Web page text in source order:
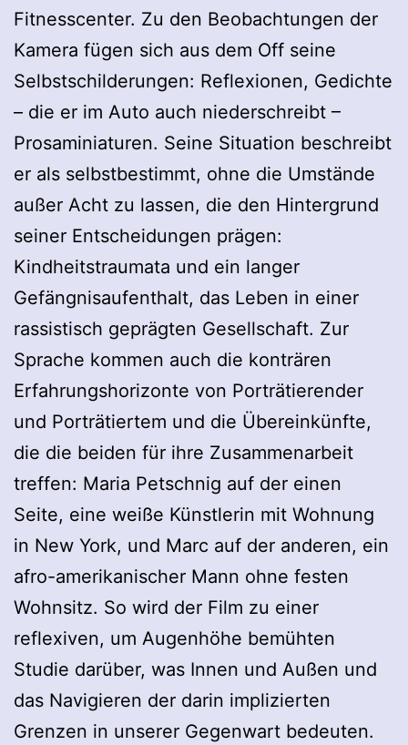
Fitnesscenter. Zu den Beobachtungen der
Kamera fügen sich aus dem Off seine
Selbstschilderungen: Reflexionen, Gedichte
– die er im Auto auch niederschreibt –
Prosaminiaturen. Seine Situation beschreibt
er als selbstbestimmt, ohne die Umstände
außer Acht zu lassen, die den Hintergrund
seiner Entscheidungen prägen:
Kindheitstraumata und ein langer
Gefängnisaufenthalt, das Leben in einer
rassistisch geprägten Gesellschaft. Zur
Sprache kommen auch die konträren
Erfahrungshorizonte von Porträtierender
und Porträtiertem und die Übereinkünfte,
die die beiden für ihre Zusammenarbeit
treffen: Maria Petschnig auf der einen
Seite, eine weiße Künstlerin mit Wohnung
in New York, und Marc auf der anderen, ein
afro-amerikanischer Mann ohne festen
Wohnsitz. So wird der Film zu einer
reflexiven, um Augenhöhe bemühten
Studie darüber, was Innen und Außen und
das Navigieren der darin implizierten
Grenzen in unserer Gegenwart bedeuten.